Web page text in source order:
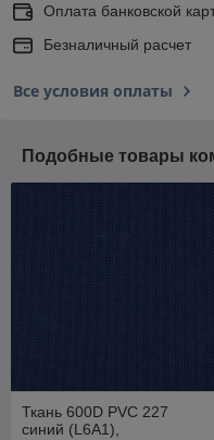
Оплата банковской
Безналичный расчет
Все условия оплаты
Подобные товары
Ткань 600D PVC 227
синий (L6A1),